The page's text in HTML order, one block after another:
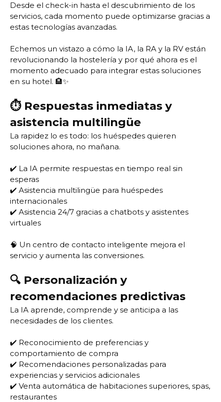
Desde el check-in hasta el descubrimiento de los
servicios, cada momento puede optimizarse gracias a
estas tecnologías avanzadas.
Echemos un vistazo a cómo la IA, la RA y la RV están
revolucionando la hostelería y por qué ahora es el
momento adecuado para integrar estas soluciones
en su hotel. 🏨✨
⏱️ Respuestas inmediatas y
asistencia multilingüe
La rapidez lo es todo: los huéspedes quieren
soluciones ahora, no mañana.
✔️ La IA permite respuestas en tiempo real sin
esperas
✔️ Asistencia multilingüe para huéspedes
internacionales
✔️ Asistencia 24/7 gracias a chatbots y asistentes
virtuales
🧠 Un centro de contacto inteligente mejora el
servicio y aumenta las conversiones.
🔍 Personalización y
recomendaciones predictivas
La IA aprende, comprende y se anticipa a las
necesidades de los clientes.
✔️ Reconocimiento de preferencias y
comportamiento de compra
✔️ Recomendaciones personalizadas para
experiencias y servicios adicionales
✔️ Venta automática de habitaciones superiores, spas,
restaurantes